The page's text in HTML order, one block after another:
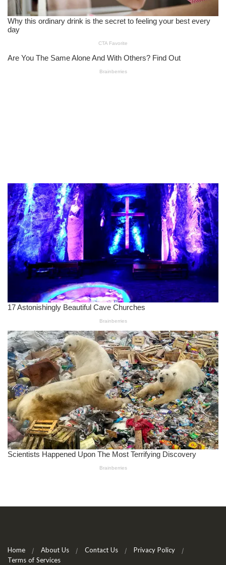
Home About Us Contact Us
Privacy Policy
Terms of Services